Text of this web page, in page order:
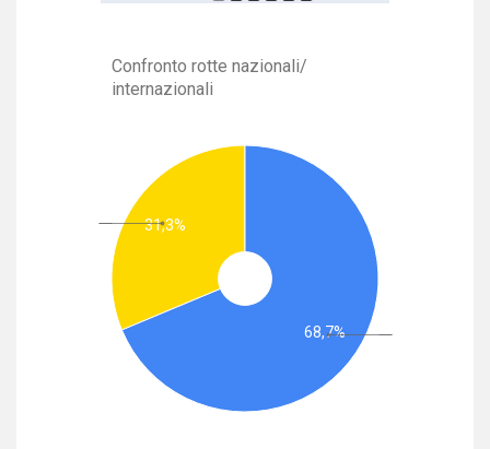
Confronto rotte nazionali/
internazionali
31,3%
68,7%